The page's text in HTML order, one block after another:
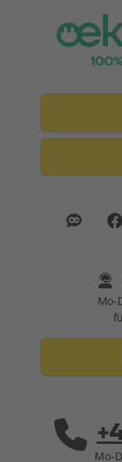
Mo-
Mo-